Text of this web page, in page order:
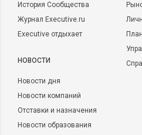
Как настроить
Яндекс.Директ: 7
История Сообщества
Журнал Executive.ru
Executive отдыхает
НОВОСТИ
Новости дня
Новости компаний
Отставки и назначения
Новости образования